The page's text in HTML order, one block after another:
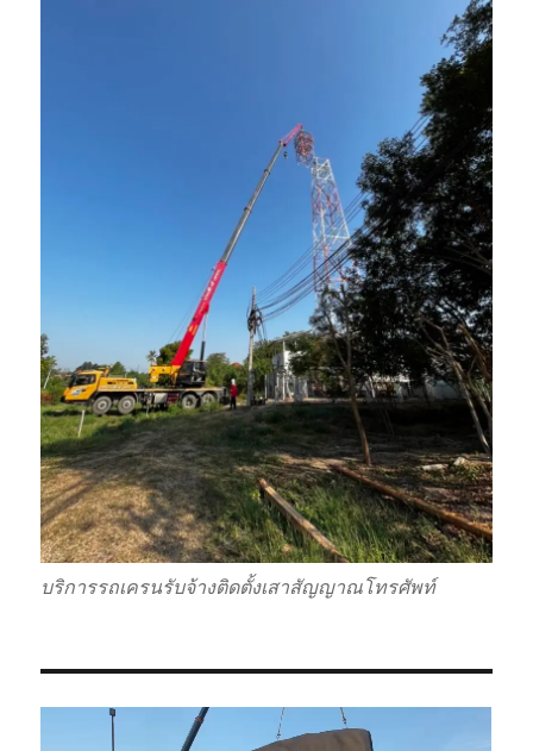
บริการรถเครนรับจ้างติดตั้งเสาสัญญาณโทรศัพท์